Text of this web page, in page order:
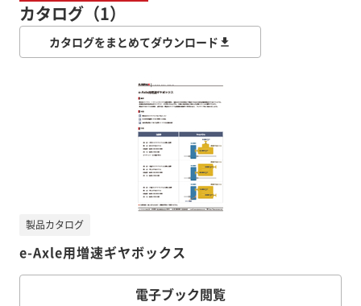
カタログ（1）
カタログをまとめてダウンロード
e-Axle用増速ギヤボックス
製品カタログ
電子ブック閲覧